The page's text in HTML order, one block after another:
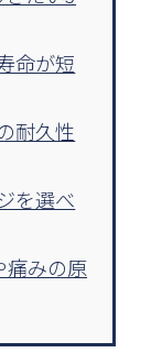
命が短
耐久性
を選べ
痛みの原